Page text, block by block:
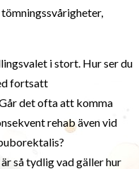
i stort. Hur ser du
fortsatt
det ofta att komma
rehab även vid
så tydlig vad gäller hur